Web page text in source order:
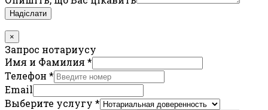
Надіслати
×
Запрос нотариусу
Имя и Фамилия *
Телефон *
Email
Выберите услугу *